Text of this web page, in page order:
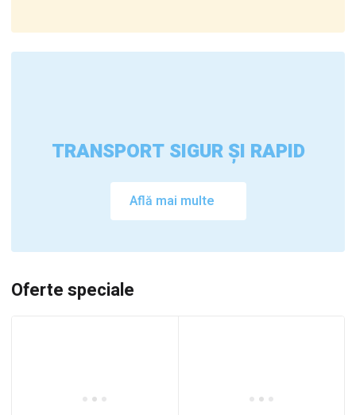
TRANSPORT SIGUR ȘI RAPID
Află mai multe
Oferte speciale